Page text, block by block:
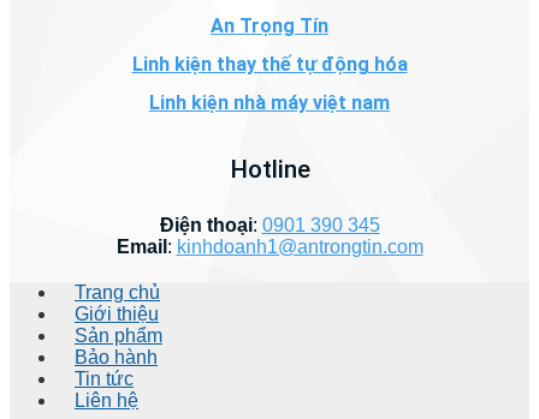
An Trọng Tín
Linh kiện thay thế tự động hóa
Linh kiện nhà máy việt nam
Hotline
Điện thoại: 0901 390 345
Email : kinhdoanh1@antrongtin.com
Trang chủ
Giới thiệu
Sản phẩm
Bảo hành
Tin tức
Liên hệ